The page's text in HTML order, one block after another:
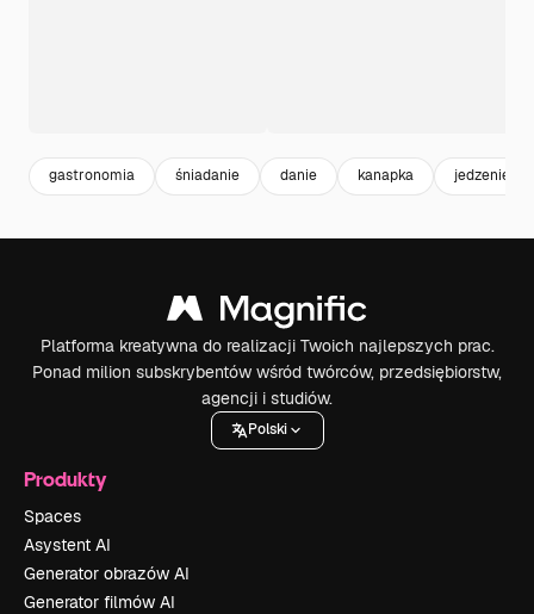
gastronomia śniadanie danie kanapka jedzenie
Platforma kreatywna do realizacji Twoich najlepszych prac.
Ponad milion subskrybentów wśród twórców, przedsiębiorstw,
agencji i studiów.
Polski
Produkty
Spaces
Asystent AI
Generator obrazów AI
Generator filmów AI